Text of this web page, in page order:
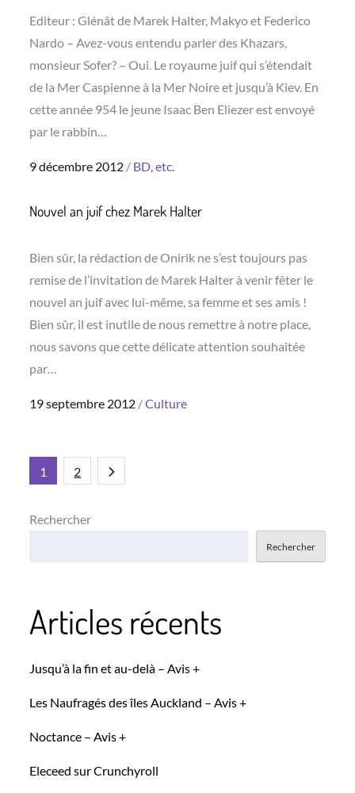
Editeur : Glénât de Marek Halter, Makyo et Federico
Nardo – Avez-vous entendu parler des Khazars,
monsieur Sofer? – Oui. Le royaume juif qui s’étendait
de la Mer Caspienne à la Mer Noire et jusqu’à Kiev. En
cette année 954 le jeune Isaac Ben Eliezer est envoyé
par le rabbin…
Posted
9 décembre 2012 BD, etc.
Nouvel an juif chez Marek Halter
Bien sûr, la rédaction de Onirik ne s’est toujours pas
remise de l’invitation de Marek Halter à venir fêter le
nouvel an juif avec lui-même, sa femme et ses amis !
Bien sûr, il est inutile de nous remettre à notre place,
nous savons que cette délicate attention souhaitée
par…
Posted
19 septembre 2012 Culture
Pagination
des
1 2
Rechercher
Rechercher
Articles récents
Jusqu’à la fin et au-delà – Avis +
Les Naufragés des îles Auckland – Avis +
Noctance – Avis +
Eleceed sur Crunchyroll